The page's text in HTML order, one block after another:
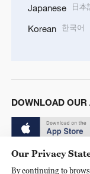
Japanese 日本
Korean 한국어
DOWNLOAD OUR
Our Privacy
By continuing to